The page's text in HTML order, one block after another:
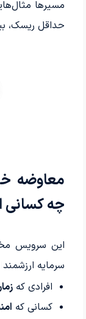
مسیرها
حداقل ریسک،
معاوضه
چه
این سرویس
سرمایه
افرادی که
کسانی که